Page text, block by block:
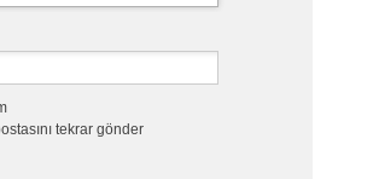
tekrar gönder